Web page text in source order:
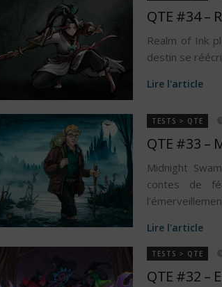
QTE #34 –
Realm of Ink
destin se
Lire l'article
TESTS > QTE
QTE #33 –
Midnight
contes de
Lire l'article
TESTS > QTE
QTE #32 –